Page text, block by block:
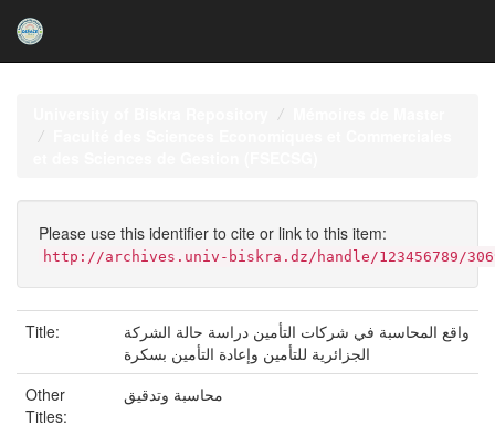
Please use this identifier to cite or link to this item:
http://archives.univ-biskra.dz/handle/123456789/
Title:
واقع المحاسبة في شركات التأمين دراسة حالة الشركة
الجزائرية للتأمين وإعادة التأمين بسكرة
Other
Titles:
محاسبة وتدقيق